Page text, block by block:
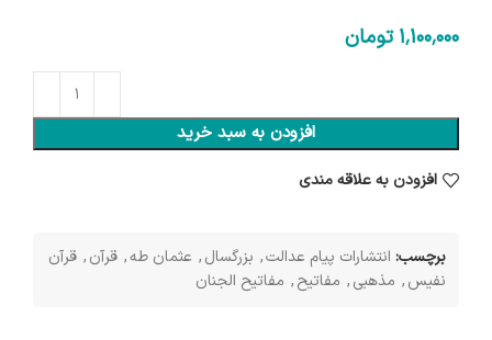
1٬100٬000 تومان
افزودن به سبد خرید
افزودن به علاقه مندی
برچسب: انتشارات پیام عدالت, بزرگسال, عثمان طه, قرآن, قرآن
نفیس, مذهبی, مفاتیح, مفاتیح الجنان